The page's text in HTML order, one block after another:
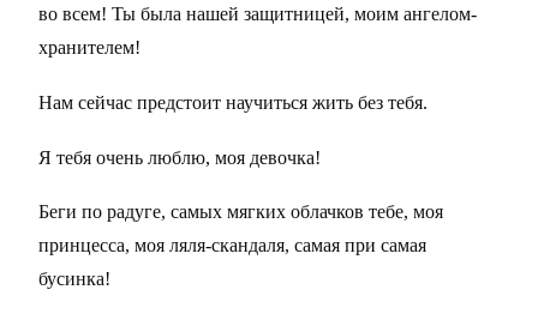
во всем! Ты была нашей защитницей, моим ангелом-
хранителем!
Нам сейчас предстоит научиться жить без тебя.
Я тебя очень люблю, моя девочка!
Беги по радуге, самых мягких облачков тебе, моя
принцесса, моя ляля-скандаля, самая при самая
бусинка!